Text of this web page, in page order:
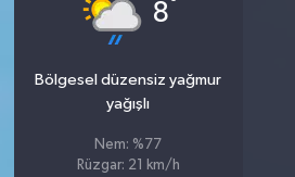
8
Bölgesel düzensiz yağmur
yağışlı
Nem: %77
Rüzgar: 21 km/h